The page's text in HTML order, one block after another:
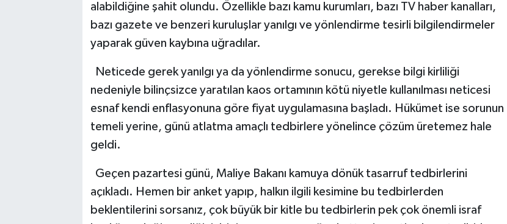
alabildiğine şahit olundu. Özellikle bazı kamu kurumları, bazı TV haber kanalları,
bazı gazete ve benzeri kuruluşlar yanılgı ve yönlendirme tesirli bilgilendirmeler
yaparak güven kaybına uğradılar.
Neticede gerek yanılgı ya da yönlendirme sonucu, gerekse bilgi kirliliği
nedeniyle bilinçsizce yaratılan kaos ortamının kötü niyetle kullanılması neticesi
esnaf kendi enflasyonuna göre fiyat uygulamasına başladı. Hükümet ise sorunun
temeli yerine, günü atlatma amaçlı tedbirlere yönelince çözüm üretemez hale
geldi.
Geçen pazartesi günü, Maliye Bakanı kamuya dönük tasarruf tedbirlerini
açıkladı. Hemen bir anket yapıp, halkın ilgili kesimine bu tedbirlerden
beklentilerini sorsanız, çok büyük bir kitle bu tedbirlerin pek çok önemli israf